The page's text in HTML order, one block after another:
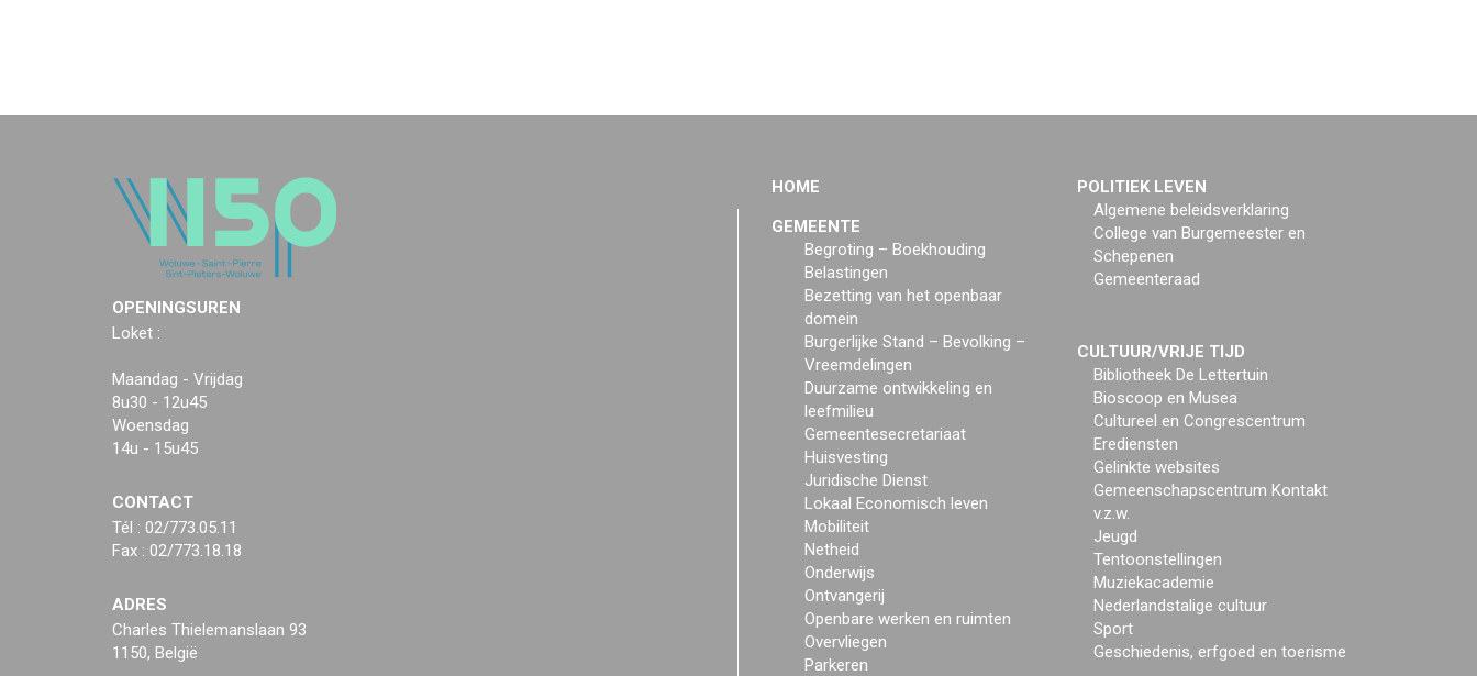
OPENINGSUREN
Loket :
Maandag - Vrijdag
8u30 - 12u45
Woensdag
14u - 15u45
CONTACT
Tél : 02/773.05.11
Fax : 02/773.18.18
ADRES
Charles Thielemanslaan 93
1150, België
HOME
GEMEENTE
Begroting – Boekhouding
Belastingen
Bezetting van het openbaar
domein
Burgerlijke Stand – Bevolking –
Vreemdelingen
Duurzame ontwikkeling en
leefmilieu
Gemeentesecretariaat
Huisvesting
Juridische Dienst
Lokaal Economisch leven
Mobiliteit
Netheid
Onderwijs
Ontvangerij
Openbare werken en ruimten
Overvliegen
Parkeren
POLITIEK LEVEN
Algemene beleidsverklaring
College van Burgemeester en
Schepenen
Gemeenteraad
CULTUUR/VRIJE TIJD
Bibliotheek De Lettertuin
Bioscoop en Musea
Cultureel en Congrescentrum
Erediensten
Gelinkte websites
Gemeenschapscentrum Kontakt
v.z.w.
Jeugd
Tentoonstellingen
Muziekacademie
Nederlandstalige cultuur
Sport
Geschiedenis, erfgoed en toerisme